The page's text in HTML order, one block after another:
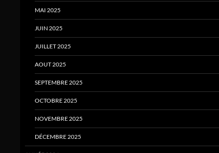
MAI 2025
JUIN 2025
JUILLET 2025
AOUT 2025
SEPTEMBRE 2025
OCTOBRE 2025
NOVEMBRE 2025
DÉCEMBRE 2025